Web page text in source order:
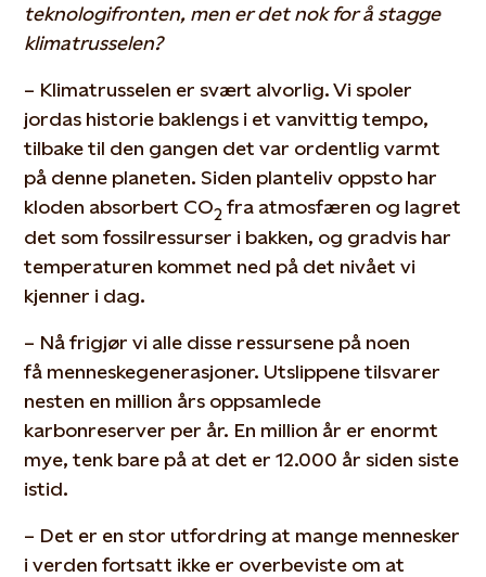
teknologifronten, men er det nok for å stagge
klimatrusselen?
– Klimatrusselen er svært alvorlig. Vi spoler
jordas historie baklengs i et vanvittig tempo,
tilbake til den gangen det var ordentlig varmt
på denne planeten. Siden planteliv oppsto har
kloden absorbert CO2 fra atmosfæren og lagret
det som fossilressurser i bakken, og gradvis har
temperaturen kommet ned på det nivået vi
kjenner i dag.
– Nå frigjør vi alle disse ressursene på noen
få menneskegenerasjoner. Utslippene tilsvarer
nesten en million års oppsamlede
karbonreserver per år. En million år er enormt
mye, tenk bare på at det er 12.000 år siden siste
istid.
– Det er en stor utfordring at mange mennesker
i verden fortsatt ikke er overbeviste om at